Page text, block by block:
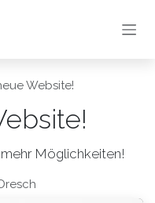
Website!
Möglichkeiten!